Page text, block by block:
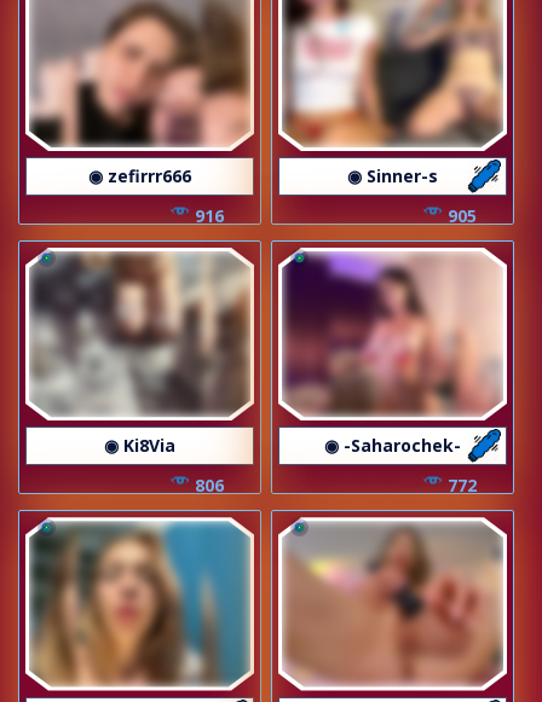
◉ zefirrr666
916
◉ Sinner-s
905
◉ Ki8Via
806
◉ -Saharochek-
772